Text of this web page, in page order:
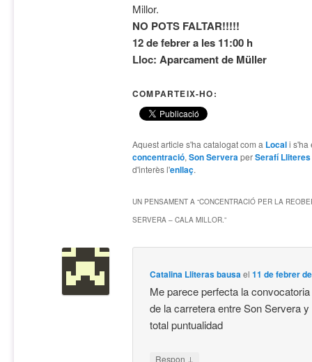
Millor.
NO POTS FALTAR!!!!!
12 de febrer a les 11:00 h
Lloc: Aparcament de Müller
COMPARTEIX-HO:
Aquest article s'ha catalogat com a Locali s'ha
concentració, Son ServeraperSerafí Lliteres
d'interès l'enllaç.
UN PENSAMENT A “CONCENTRACIÓ PER LA
SERVERA – CALA MILLOR.”
Catalina Lliteras bausael11 de febrer
Me parece perfecta la
de la carretera entre Son Servera
total puntualidad
Respon ↓